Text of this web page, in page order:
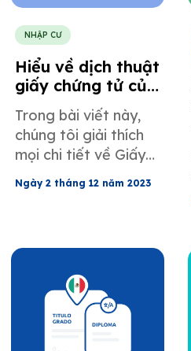
NHẬP CƯ
Hiểu về dịch thuật
giấy chứng tử của
Mexico cho mục
đích nhập cư vào
Hoa Kỳ
Trong bài viết này,
chúng tôi giải thích
mọi chi tiết về Giấy
chứng tử của
Mexico.
Ngày 2 tháng 12 năm 2023